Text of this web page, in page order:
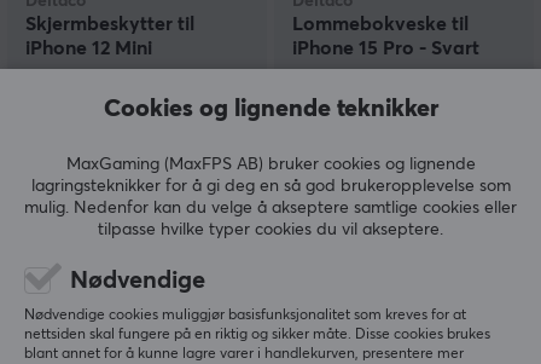
Skjermbeskytter til
iPhone 12 Mini
99 kr
Lommebokveske til
iPhone 15 Pro - Svart
199 kr
Cookies og lignende teknikker
MaxGaming (MaxFPS AB) bruker cookies og lignende
lagringsteknikker for å gi deg en så god brukeropplevelse som
mulig. Nedenfor kan du velge å akseptere samtlige cookies eller
tilpasse hvilke typer cookies du vil akseptere.
Nødvendige
Nødvendige cookies muliggjør basisfunksjonalitet som kreves for at
nettsiden skal fungere på en riktig og sikker måte. Disse cookies brukes
blant annet for å kunne lagre varer i handlekurven, presentere mer